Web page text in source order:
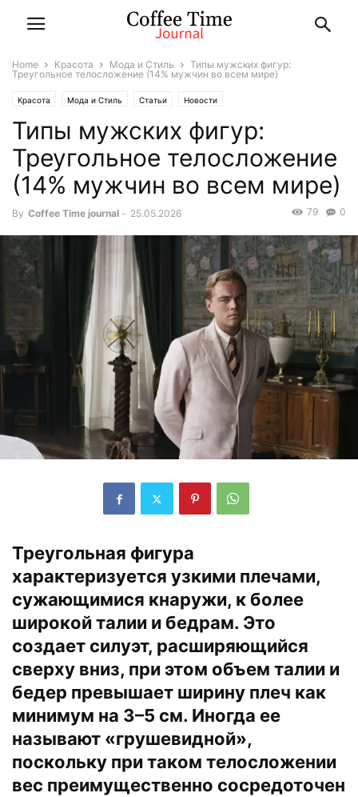
Home Красота Мода и Стиль
Типы мужских фигур:
Треугольное телосложение (14% мужчин во всем мире)
Красота Мода и Стиль Статьи Новости
Типы мужских фигур:
Треугольное телосложение
(14% мужчин во всем мире)
By Coffee Time journal - 25.05.2026 0
79
Треугольная фигура
характеризуется узкими плечами,
сужающимися кнаружи, к более
широкой талии и бедрам. Это
создает силуэт, расширяющийся
сверху вниз, при этом объем талии и
бедер превышает ширину плеч как
минимум на 3–5 см. Иногда ее
называют «грушевидной»,
поскольку при таком телосложении
вес преимущественно сосредоточен